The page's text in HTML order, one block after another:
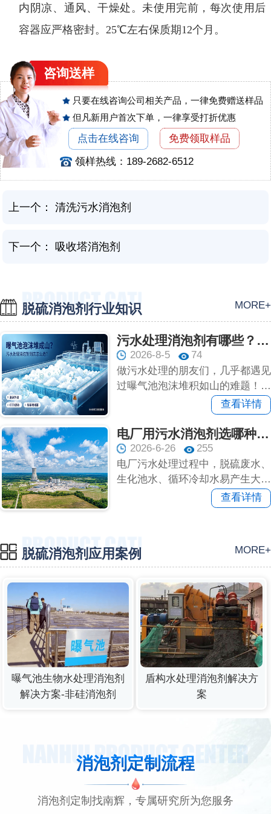
内阴凉、通风、干燥处。未使用完前，每次使用后
容器应严格密封。25℃左右保质期12个月。
咨询送样
只要在线咨询公司相关产品，一律免费赠送样品
但凡新用户首次下单，一律享受打折优惠
点击在线咨询
免费领取样品
领样热线：189-2682-6512
上一个： 清洗污水消泡剂
下一个： 吸收塔消泡剂
脱硫消泡剂行业知识 MORE+
污水处理消泡剂有哪些？作用与选型一次讲透
2026-8-5
74
做污水处理的朋友们，几乎都遇见
过曝气池泡沫堆积如山的难题！泡
沫漫池外溢、现场脏乱、出水指
查看详情
电厂用污水消泡剂选哪种？看完这篇轻松选型
2026-6-26
255
电厂污水处理过程中，脱硫废水、
生化池水、循环冷却水易产生大量
泡沫，可能导致液位虚高、水质
查看详情
脱硫消泡剂应用案例 MORE+
曝气池生物水处理消泡剂
解决方案-非硅消泡剂
盾构水处理消泡剂解决方
案
消泡剂定制流程
消泡剂定制找南辉，专属研究所为您服务